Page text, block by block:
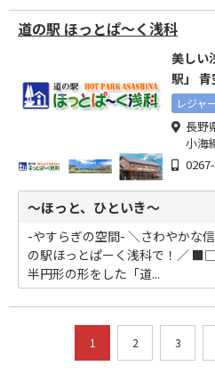
道の駅 ほっとぱ～く浅科
美しい
駅」
てはい
レジャ
長野
小海
～ほっと、ひといき～
-やすらぎの空間- ＼さわやかな
の駅ほっとぱーく浅科で！／
半円形の形をした「道...
1 2 3